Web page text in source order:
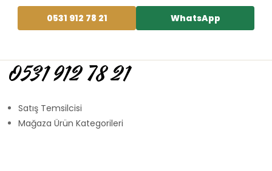
0531 912 78 21 WhatsApp
0531 912 78 21
Satış Temsilcisi
Mağaza Ürün Kategorileri